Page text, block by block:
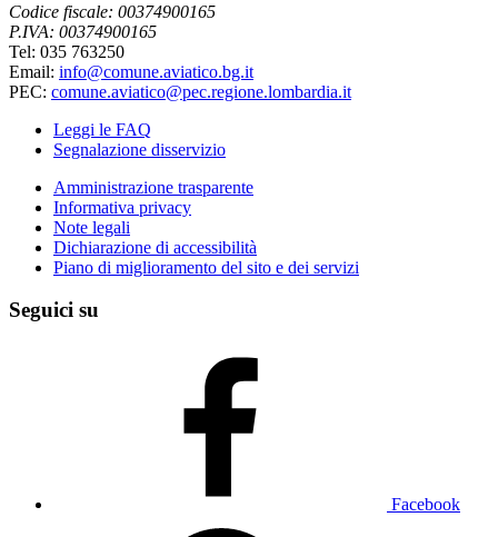
Codice fiscale: 00374900165
P.IVA: 00374900165
Tel: 035 763250
Email: info@comune.aviatico.bg.it
PEC: comune.aviatico@pec.regione.lombardia.it
Leggi le FAQ
Segnalazione disservizio
Amministrazione trasparente
Informativa privacy
Note legali
Dichiarazione di accessibilità
Piano di miglioramento del sito e dei servizi
Seguici su
Facebook